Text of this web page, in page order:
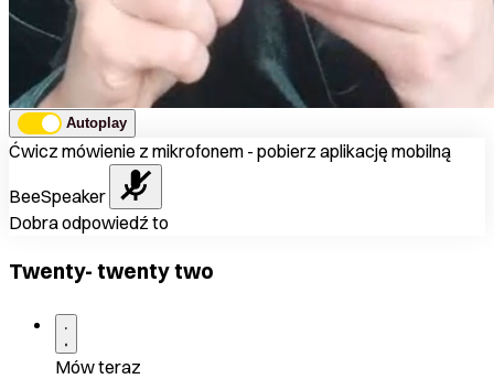
Autoplay
Ćwicz mówienie z mikrofonem - pobierz aplikację mobilną
BeeSpeaker
Dobra odpowiedź to
Twenty- twenty two
Mów teraz